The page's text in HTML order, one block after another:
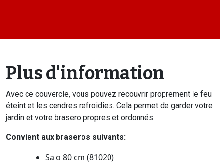
Plus d'information
Avec ce couvercle, vous pouvez recouvrir proprement le feu
éteint et les cendres refroidies. Cela permet de garder votre
jardin et votre brasero propres et ordonnés.
Convient aux braseros suivants:
Salo 80 cm (81020)